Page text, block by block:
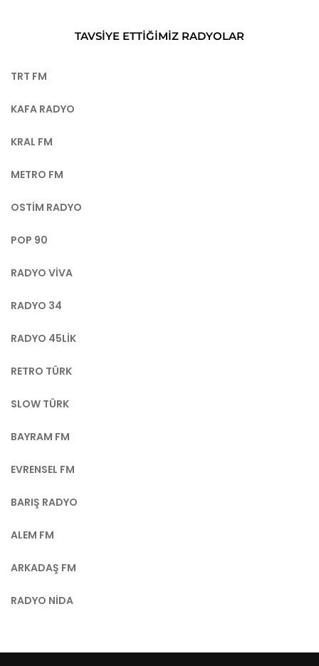
TAVSIYE ETTIĞIMIZ RADYOLAR
TRT FM
KAFA RADYO
KRAL FM
METRO FM
OSTIM RADYO
POP 90
RADYO VIVA
RADYO 34
RADYO 45LIK
RETRO TÜRK
SLOW TÜRK
BAYRAM FM
EVRENSEL FM
BARIŞ RADYO
ALEM FM
ARKADAŞ FM
RADYO NIDA